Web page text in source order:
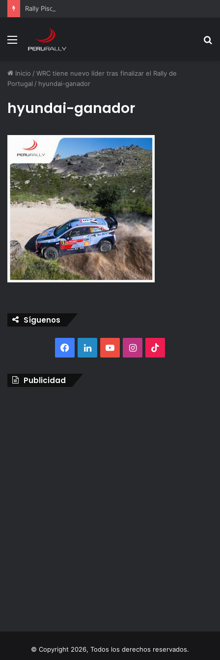
Rally Pisco 2026: todo listo para la gran final del RallyACP
Menú
Inicio / WRC tiene nuevo líder tras finalizar el Rally de
Portugal / hyundai-ganador
hyundai-ganador
Síguenos
Facebook
LinkedInYouTubeInstagram
Publicidad
© Copyright 2026, Todos los derechos reservados.